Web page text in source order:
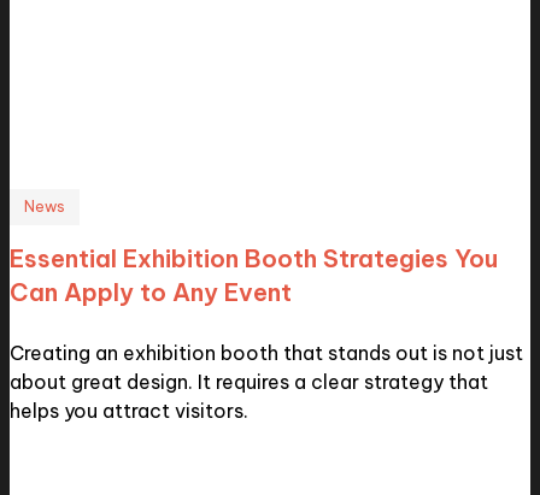
News
Essential Exhibition Booth Strategies You
Can Apply to Any Event
Creating an exhibition booth that stands out is not just
about great design. It requires a clear strategy that
helps you attract visitors.